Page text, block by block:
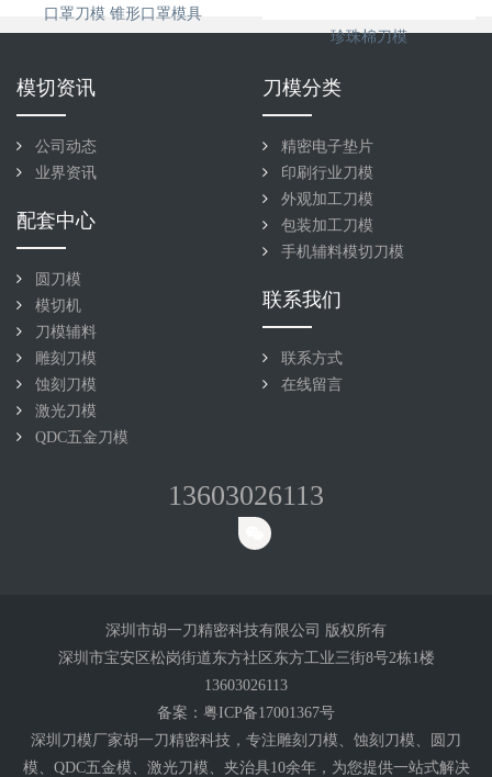
口罩刀模 锥形口罩模具
珍珠棉刀模
模切资讯
公司动态
业界资讯
刀模分类
精密电子垫片
印刷行业刀模
外观加工刀模
包装加工刀模
手机辅料模切刀模
配套中心
圆刀模
模切机
刀模辅料
雕刻刀模
蚀刻刀模
激光刀模
QDC五金刀模
联系我们
联系方式
在线留言
13603026113
深圳市胡一刀精密科技有限公司 版权所有
深圳市宝安区松岗街道东方社区东方工业三街8号2栋1楼
13603026113
备案： 粤ICP备17001367号
深圳刀模厂家胡一刀精密科技，专注雕刻 刀模 、蚀刻刀模、圆刀
模、QDC五金模、激光刀模、夹治具10余年，为您提供一站式解决